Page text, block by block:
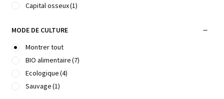
Capital osseux(1)
Cheveux, peaux, ongles
Circulation cérébrale
Circulation Cœur(2)
Circulation veineuse
Cycles menstruels
MODE DE CULTURE
Montrer tout
BIO alimentaire(7)
Ecologique(4)
Sauvage(1)